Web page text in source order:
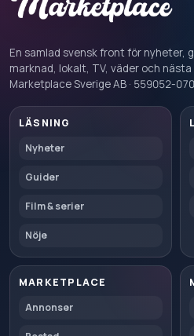
En samlad svensk front för nyheter,
marknad, lokalt, TV, väder och
Marketplace Sverige AB · 559052-
LÄSNING
Nyheter
Guider
Film & serier
Nöje
MARKETPLACE
Annonser